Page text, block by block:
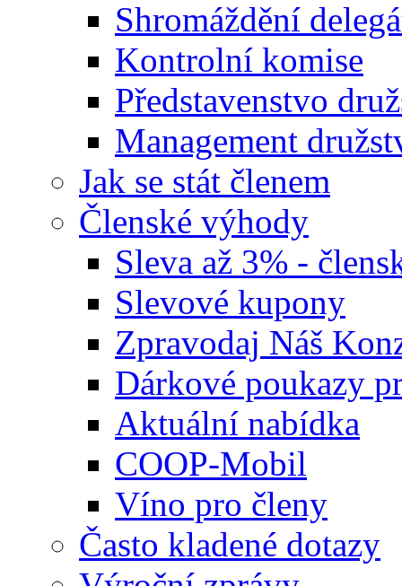
Shromáždění
Kontrolní komise
Představenstvo
Management
Jak se stát členem
Členské výhody
Sleva až 3% -
Slevové kupony
Zpravodaj Náš
Dárkové poukazy
Aktuální nabídka
COOP-Mobil
Víno pro členy
Často kladené dotazy